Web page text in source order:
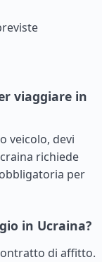
viaggiare in
veicolo, devi
richiede
per
in Ucraina?
di affitto.